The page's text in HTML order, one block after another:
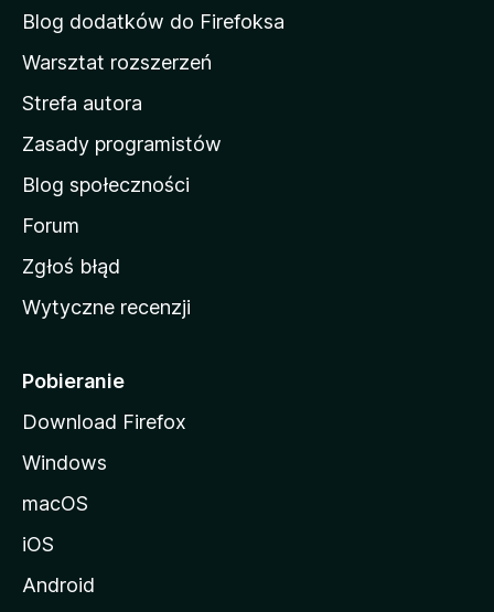
d
m
o
w
M
o
z
l
i
Blog dodatków do Firefoksa
Warsztat rozszerzeń
Strefa autora
Zasady programistów
Blog społeczności
Forum
Zgłoś błąd
Wytyczne recenzji
Pobieranie
Download Firefox
Windows
macOS
iOS
Android